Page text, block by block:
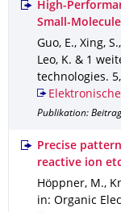
High-
Small-
Guo, E., Xing,
Leo, K. & 1
technologies. 5,
Publikation:
Precise
reactive ion
Höppner, M.,
in: Organic